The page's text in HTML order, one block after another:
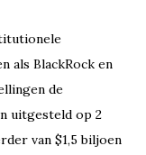
als BlackRock en
de
uitgesteld op 2
van $1,5 biljoen